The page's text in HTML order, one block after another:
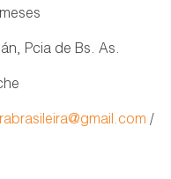
Pcia de Bs. As.
/